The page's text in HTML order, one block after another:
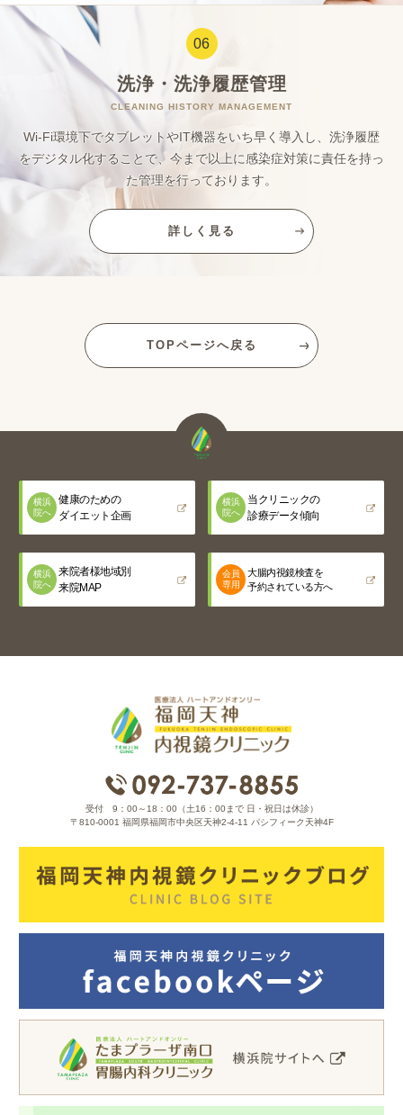
06
洗浄・洗浄履歴管理
CLEANING HISTORY MANAGEMENT
Wi-Fi環境下でタブレットやIT機器をいち早く導入し、 洗浄履歴
をデジタル化することで、今まで以上に感染症対策に責任を持っ
た管理を行っております。
詳しく見る
TOPページへ戻る
横浜
院へ
健康のための
ダイエット企画
横浜
院へ
当クリニックの
診療データ傾向
横浜
院へ
来院者様地域別
来院MAP
会員
専用
大腸内視鏡検査を
予約されている方へ
受付 9：00～18：00（土16：00まで 日・祝日は休診）
〒810-0001 福岡県福岡市中央区天神2-4-11 パシフィーク天神4F